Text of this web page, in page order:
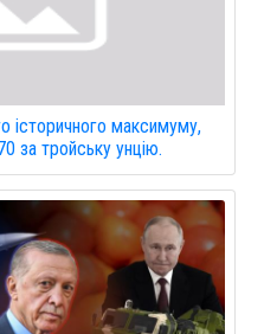
історичного максимуму,
за тройську унцію.